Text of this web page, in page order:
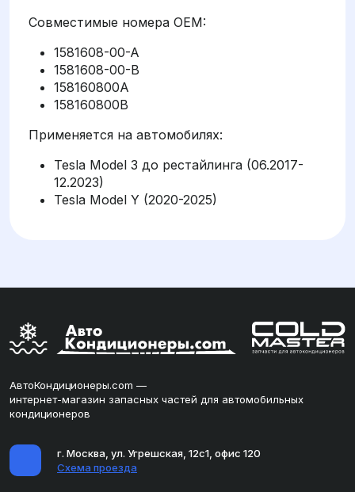
Совместимые номера OEM:
1581608-00-A
1581608-00-B
158160800A
158160800B
Применяется на автомобилях:
Tesla Model 3 до рестайлинга (06.2017-
12.2023)
Tesla Model Y (2020-2025)
АвтоКондиционеры.com —
интернет-магазин запасных частей для автомобильных
кондиционеров
г. Москва, ул. Угрешская, 12с1, офис 120
Схема проезда